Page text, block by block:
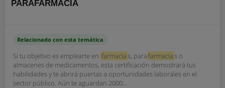
PARAFARMACIA
Relacionado con esta temática
Si tu objetivo es emplearte en farmacias, parafarmacias o
almacenes de medicamentos, esta certificación demostrará tus
habilidades y te abrirá puertas a oportunidades laborales en el
sector público. Aún te aguardan 2000...